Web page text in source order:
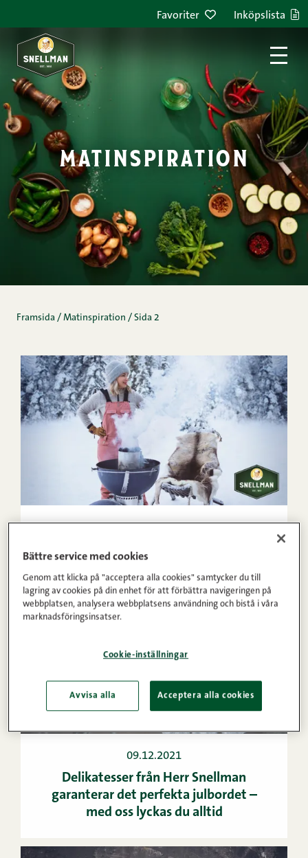
Favoriter Inköpslista
matinspiration
Framsida / Matinspiration / Sida 2
22.12.2021
Rökt julskinka på grillen? Varför inte!
09.12.2021
Delikatesser från Herr Snellman
garanterar det perfekta julbordet –
med oss lyckas du alltid
Bättre service med cookies
Genom att klicka på "acceptera alla cookies" samtycker du till
lagring av cookies på din enhet för att förbättra navigeringen på
webbplatsen, analysera webbplatsens användning och bistå i våra
marknadsföringsinsatser.
Cookie-inställningar
Avvisa alla Acceptera alla cookies